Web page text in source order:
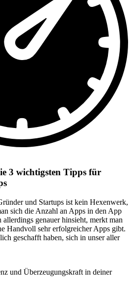
3 wichtigsten Tipps für
und Startups ist kein Hexenwerk,
sich die Anzahl an Apps in den App
allerdings genauer hinsieht, merkt man
Handvoll sehr erfolgreicher Apps gibt.
geschafft haben, sich in unser aller